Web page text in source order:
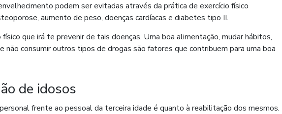
podem ser evitadas através da prática de exercício físico
aumento de peso, doenças cardíacas e diabetes tipo II.
que irá te prevenir de tais doenças. Uma boa alimentação, mudar hábitos,
não consumir outros tipos de drogas são fatores que contribuem para uma boa
de idosos
frente ao pessoal da terceira idade é quanto à reabilitação dos mesmos.